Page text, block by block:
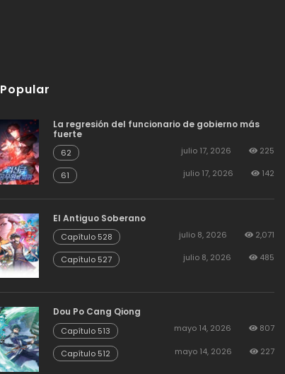
Popular
La regresión del funcionario de gobierno más
fuerte
62 julio 17, 2026 225
61 julio 17, 2026 142
El Antiguo Soberano
Capítulo 528 julio 8, 2026 2,071
Capítulo 527 julio 8, 2026 485
Dou Po Cang Qiong
Capítulo 513 mayo 14, 2026 807
Capítulo 512 mayo 14, 2026 227